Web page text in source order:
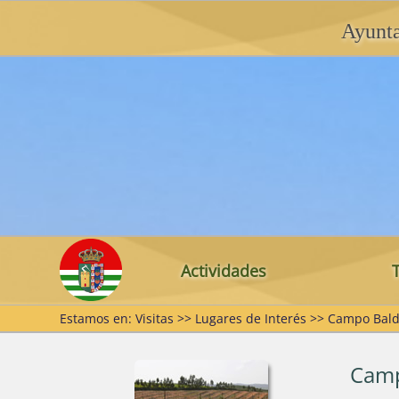
Actividades
Inicio
ClubJosé
Dónde estamos
Puebla de Guzmán
Las Herrerías
Estamos en: Visitas >> Lugares de Interés >> Campo